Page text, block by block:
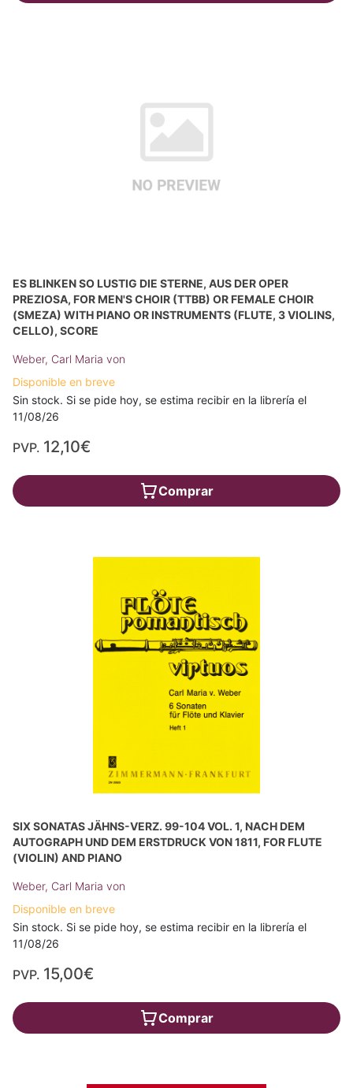
ES BLINKEN SO LUSTIG DIE STERNE, AUS DER OPER
PREZIOSA, FOR MEN'S CHOIR (TTBB) OR FEMALE CHOIR
(SMEZA) WITH PIANO OR INSTRUMENTS (FLUTE, 3 VIOLINS,
CELLO), SCORE
Weber, Carl Maria von
Disponible en breve
Sin stock. Si se pide hoy, se estima recibir en la librería el
11/08/26
PVP. 12,10€
Comprar
SIX SONATAS JÄHNS-VERZ. 99-104 VOL. 1, NACH DEM
AUTOGRAPH UND DEM ERSTDRUCK VON 1811, FOR FLUTE
(VIOLIN) AND PIANO
Weber, Carl Maria von
Disponible en breve
Sin stock. Si se pide hoy, se estima recibir en la librería el
11/08/26
PVP. 15,00€
Comprar